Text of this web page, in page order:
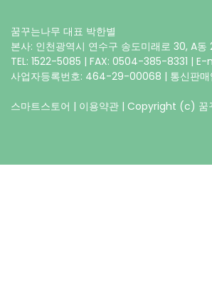
꿈꾸는나무 대표 박한별
본사: 인천광역시 연수구 송도미래로 30, A
TEL: 1522-5085 | FAX: 0504-385-8331 |
사업자등록번호: 464-29-00068 | 통신판
스마트스토어 | 이용약관 | Copyright (c) 꿈